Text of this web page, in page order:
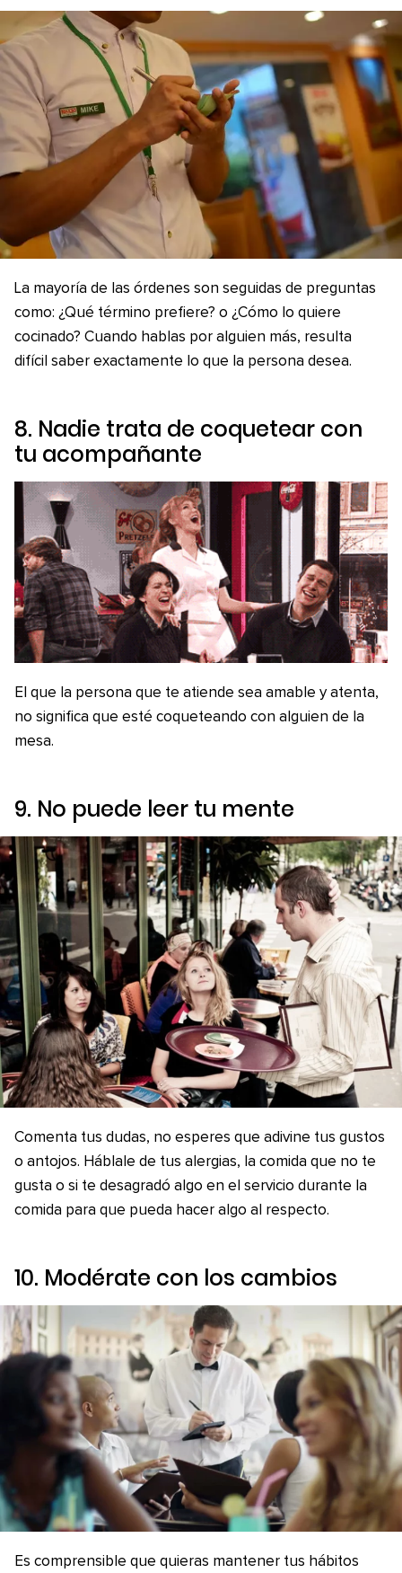
La mayoría de las órdenes son seguidas de preguntas
como: ¿Qué término prefiere? o ¿Cómo lo quiere
cocinado? Cuando hablas por alguien más, resulta
difícil saber exactamente lo que la persona desea.
8. Nadie trata de coquetear con
tu acompañante
El que la persona que te atiende sea amable y atenta,
no significa que esté coqueteando con alguien de la
mesa.
9. No puede leer tu mente
Comenta tus dudas, no esperes que adivine tus gustos
o antojos. Háblale de tus alergias, la comida que no te
gusta o si te desagradó algo en el servicio durante la
comida para que pueda hacer algo al respecto.
10. Modérate con los cambios
Es comprensible que quieras mantener tus hábitos